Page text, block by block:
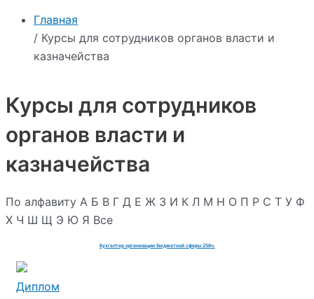
Главная
/ Курсы для сотрудников органов власти и
казначейства
Курсы для сотрудников
органов власти и
казначейства
По алфавиту А Б В Г Д Е Ж З И К Л М Н О П Р С Т У Ф
Х Ч Ш Щ Э Ю Я Все
Бухгалтер организации бюджетной сферы 256ч.
Диплом